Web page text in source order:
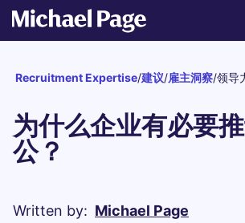
Recruitment Expertise/建议/雇主洞察/领导
为什么企业有必要
公？
Written by: Michael Page